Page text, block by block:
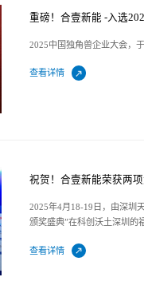
重磅！合壹新能 -入选
2025中国独角兽企业大会，
查看详情
祝贺！合壹新能荣获两
2025年4月18-19日，由深圳
颁奖盛典”在科创沃土深圳的
查看详情